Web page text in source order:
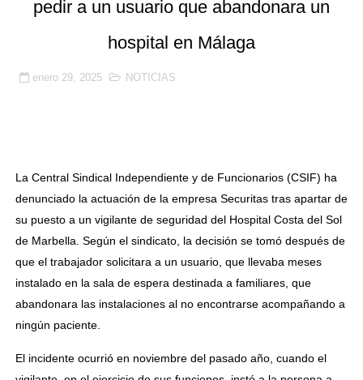
🔒 La seguridad privada se juega su futuro: vigilantes
🚨 SICOR Seguridad El Corte Inglés, sancionada por
pedir a un usuario que abandonara un
hospital en Málaga
enero 29, 2025 NOTICIAS
La Central Sindical Independiente y de Funcionarios (CSIF) ha
denunciado la actuación de la empresa Securitas tras apartar de
su puesto a un vigilante de seguridad del Hospital Costa del Sol
de Marbella. Según el sindicato, la decisión se tomó después de
que el trabajador solicitara a un usuario, que llevaba meses
instalado en la sala de espera destinada a familiares, que
abandonara las instalaciones al no encontrarse acompañando a
ningún paciente.
El incidente ocurrió en noviembre del pasado año, cuando el